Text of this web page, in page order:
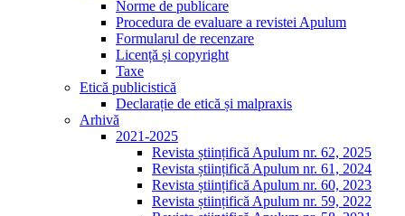
Norme de publicare
Procedura de evaluare a revistei Apulum
Formularul de recenzare
Licență și copyright
Taxe
Etică publicistică
Declarație de etică și malpraxis
Arhivă
2021-2025
Revista științifică Apulum nr. 62, 2025
Revista științifică Apulum nr. 61, 2024
Revista științifică Apulum nr. 60, 2023
Revista științifică Apulum nr. 59, 2022